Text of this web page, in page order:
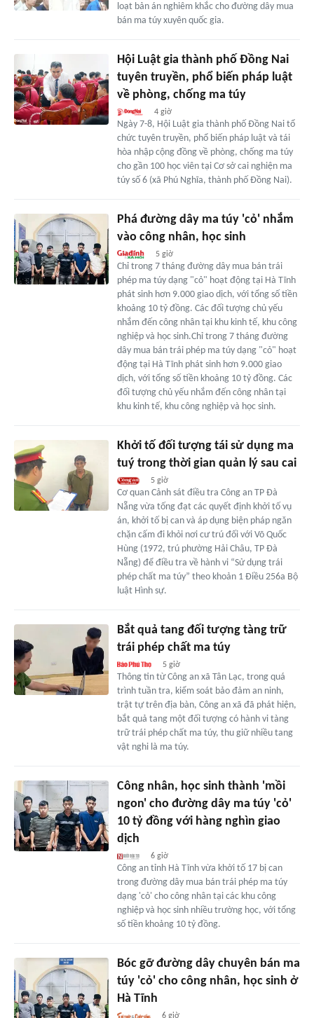
loạt bản án nghiêm khắc cho đường dây mua
bán ma túy xuyên quốc gia.
Hội Luật gia thành phố Đồng Nai
tuyên truyền, phổ biến pháp luật
về phòng, chống ma túy
4 giờ
Ngày 7-8, Hội Luật gia thành phố Đồng Nai tổ
chức tuyên truyền, phổ biến pháp luật và tái
hòa nhập cộng đồng về phòng, chống ma túy
cho gần 100 học viên tại Cơ sở cai nghiện ma
túy số 6 (xã Phú Nghĩa, thành phố Đồng Nai).
Phá đường dây ma túy 'cỏ' nhắm
vào công nhân, học sinh
5 giờ
Chỉ trong 7 tháng đường dây mua bán trái
phép ma túy dạng "cỏ" hoạt động tại Hà Tĩnh
phát sinh hơn 9.000 giao dịch, với tổng số tiền
khoảng 10 tỷ đồng. Các đối tượng chủ yếu
nhắm đến công nhân tại khu kinh tế, khu công
nghiệp và học sinh.Chỉ trong 7 tháng đường
dây mua bán trái phép ma túy dạng "cỏ" hoạt
động tại Hà Tĩnh phát sinh hơn 9.000 giao
dịch, với tổng số tiền khoảng 10 tỷ đồng. Các
đối tượng chủ yếu nhắm đến công nhân tại
khu kinh tế, khu công nghiệp và học sinh.
Khởi tố đối tượng tái sử dụng ma
tuý trong thời gian quản lý sau cai
5 giờ
Cơ quan Cảnh sát điều tra Công an TP Đà
Nẵng vừa tống đạt các quyết định khởi tố vụ
án, khởi tố bị can và áp dụng biện pháp ngăn
chặn cấm đi khỏi nơi cư trú đối với Võ Quốc
Hùng (1972, trú phường Hải Châu, TP Đà
Nẵng) để điều tra về hành vi “Sử dụng trái
phép chất ma túy” theo khoản 1 Điều 256a Bộ
luật Hình sự.
Bắt quả tang đối tượng tàng trữ
trái phép chất ma túy
5 giờ
Thông tin từ Công an xã Tân Lạc, trong quá
trình tuần tra, kiểm soát bảo đảm an ninh,
trật tự trên địa bàn, Công an xã đã phát hiện,
bắt quả tang một đối tượng có hành vi tàng
trữ trái phép chất ma túy, thu giữ nhiều tang
vật nghi là ma túy.
Công nhân, học sinh thành 'mồi
ngon' cho đường dây ma túy 'cỏ'
10 tỷ đồng với hàng nghìn giao
dịch
6 giờ
Công an tỉnh Hà Tĩnh vừa khởi tố 17 bị can
trong đường dây mua bán trái phép ma túy
dạng 'cỏ' cho công nhân tại các khu công
nghiệp và học sinh nhiều trường học, với tổng
số tiền khoảng 10 tỷ đồng.
Bóc gỡ đường dây chuyên bán ma
túy 'cỏ' cho công nhân, học sinh ở
Hà Tĩnh
6 giờ